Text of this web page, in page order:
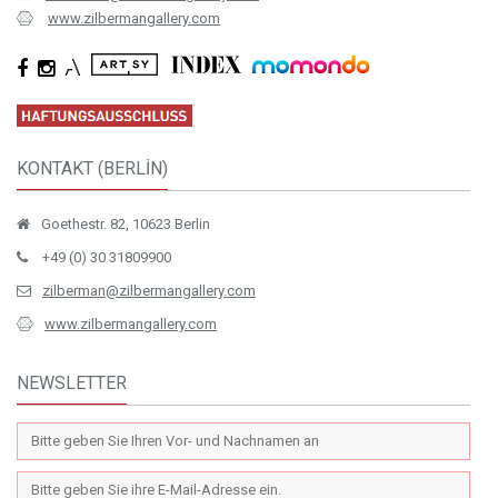
Osten, Europa sowie Nord- und Südamerika vertreten
www.zilbermangallery.com
KONTAKT (BERLİN)
Goethestr. 82, 10623 Berlin
+49 (0) 30 31809900
zilberman@zilbermangallery.com
www.zilbermangallery.com
NEWSLETTER